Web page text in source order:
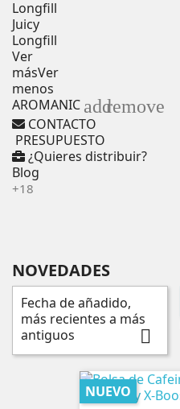
Longfill
Juicy
Longfill
Ver
másVer
menos
AROMANIC addremove
CONTACTO
PRESUPUESTO
¿Quieres distribuir?
Blog
+18
NOVEDADES
Fecha de añadido,
más recientes a más
antiguos

NUEVO